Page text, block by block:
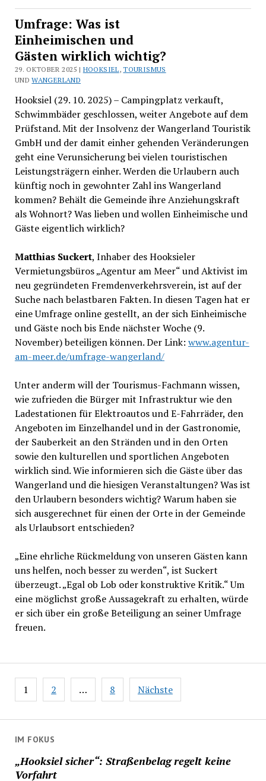
IM FOKUS
„Hooksiel sicher“: Straßenbelag regelt keine
Vorfahrt
Umfrage: Was ist
Einheimischen und
Gästen wirklich wichtig?
29. OKTOBER 2025 | HOOKSIEL,TOURISMUS
UNDWANGERLAND
Hooksiel (29. 10. 2025) – Campingplatz verkauft,
Schwimmbäder geschlossen, weiter Angebote auf dem
Prüfstand. Mit der Insolvenz der Wangerland Touristik
GmbH und der damit einher gehenden Veränderungen
geht eine Verunsicherung bei vielen touristischen
Leistungsträgern einher. Werden die Urlaubern auch
künftig noch in gewohnter Zahl ins Wangerland
kommen? Behält die Gemeinde ihre Anziehungskraft
als Wohnort? Was lieben und wollen Einheimische und
Gäste eigentlich wirklich?
Matthias Suckert, Inhaber des Hooksieler
Vermietungsbüros „Agentur am Meer“ und Aktivist im
neu gegründeten Fremdenverkehrsverein, ist auf der
Suche nach belastbaren Fakten. In diesen Tagen hat er
eine Umfrage online gestellt, an der sich Einheimische
und Gäste noch bis Ende nächster Woche (9.
November) beteiligen können. Der Link: www.agentur-
am-meer.de/umfrage-wangerland/
Unter anderm will der Tourismus-Fachmann wissen,
wie zufrieden die Bürger mit Infrastruktur wie den
Ladestationen für Elektroautos und E-Fahrräder, den
Angeboten im Einzelhandel und in der Gastronomie,
der Sauberkeit an den Stränden und in den Orten
sowie den kulturellen und sportlichen Angeboten
wirklich sind. Wie informieren sich die Gäste über das
Wangerland und die hiesigen Veranstaltungen? Was ist
den Urlaubern besonders wichtig? Warum haben sie
sich ausgerechnet für einen der Orte in der Gemeinde
als Urlaubsort entschieden?
„Eine ehrliche Rückmeldung von unseren Gästen kann
uns helfen, noch besser zu werden“, ist Suckert
überzeugt. „Egal ob Lob oder konstruktive Kritik.“ Um
eine möglichst große Aussagekraft zu erhalten, würde
er sich über ein große Beteiligung an seiner Umfrage
freuen.
Seitennummerierung
der
1 2 … 8 Nächste